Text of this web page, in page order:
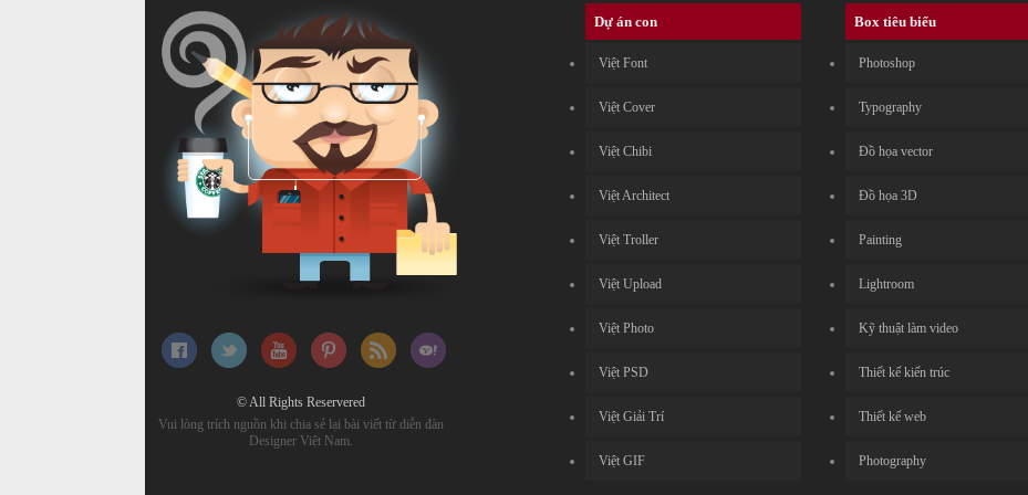
© All Rights Reservered
Vui lòng trích nguồn khi chia sẻ lại bài viết từ diễn đàn
Designer Việt Nam.
Dự án con
Việt Font
Việt Cover
Việt Chibi
Việt Architect
Việt Troller
Việt Upload
Việt Photo
Việt PSD
Việt Giải Trí
Việt GIF
Box tiêu biểu
Photoshop
Typography
Đồ họa vector
Đồ họa 3D
Painting
Lightroom
Kỹ thuật làm video
Thiết kế kiến trúc
Thiết kế web
Photography